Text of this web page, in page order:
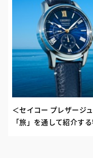
＜セイコー プレザージ
「旅」を通して紹介す